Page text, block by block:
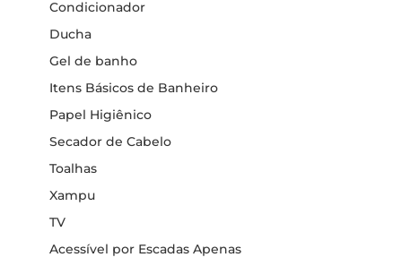
Condicionador
Ducha
Gel de banho
Itens Básicos de Banheiro
Papel Higiênico
Secador de Cabelo
Toalhas
Xampu
TV
Acessível por Escadas Apenas